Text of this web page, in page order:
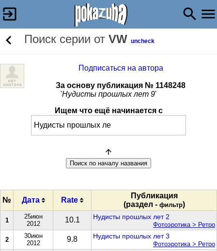
Поиск серии от VW uncheck
Подписаться на автора
За основу публикация № 1148248
'Нудисты прошлых лет 9'
Ищем что ещё начинается с
№ Дата Rate
Публикация
(раздел - фильтр)
1
25июн
2012
10.1 Нудисты прошлых лет 2
Фотоэротика > Ретро
2
30июн
2012
9.8 Нудисты прошлых лет 3
Фотоэротика > Ретро